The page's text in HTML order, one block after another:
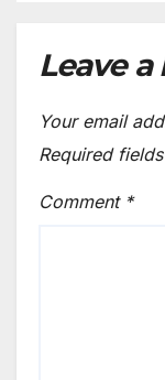
Leave a
Your email
Required
Comment *